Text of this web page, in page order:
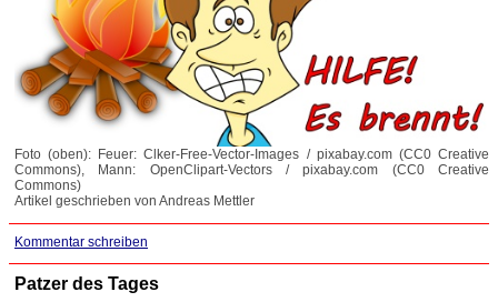
Foto (oben): Feuer: Clker-Free-Vector-Images / pixabay.com (CC0 Creative
Commons), Mann: OpenClipart-Vectors / pixabay.com (CC0 Creative
Commons)
Artikel geschrieben von Andreas Mettler
Kommentar schreiben
Patzer des Tages